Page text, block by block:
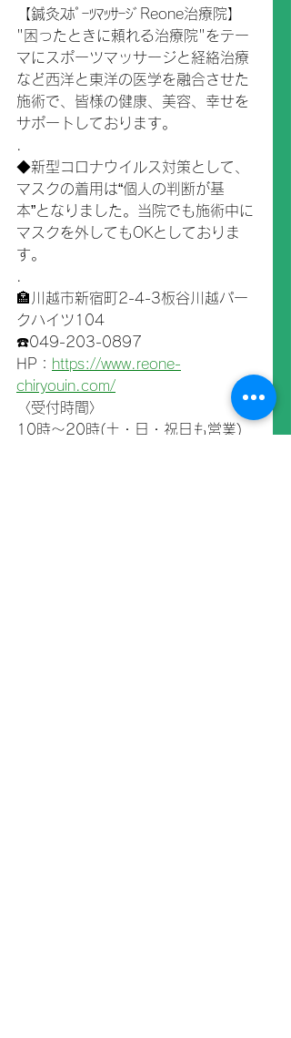
【鍼灸ｽﾎﾟｰﾂﾏｯｻｰｼﾞReone治療院】
"困ったときに頼れる治療院"をテー
マにスポーツマッサージと経絡治療
など西洋と東洋の医学を融合させた
施術で、皆様の健康、美容、幸せを
サポートしております。
◆新型コロナウイルス対策として、
マスクの着用は“個人の判断が基
本”となりました。当院でも施術中に
マスクを外してもOKとしておりま
す。
🏣川越市新宿町2-4-3板谷川越パー
クハイツ104
☎️049-203-0897
HP： https://www.reone-
chiryouin.com/
〈受付時間〉
10時～20時(土・日・祝日も営業)